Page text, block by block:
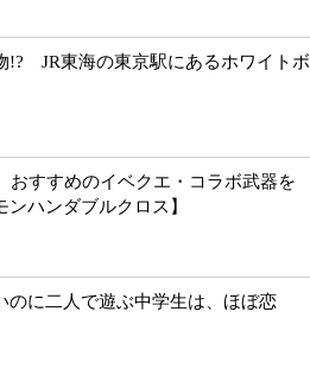
!? JR東海の東京駅にあるホワイトボ
おすすめのイベクエ・コラボ武器を
ハンダブルクロス】
のに二人で遊ぶ中学生は、ほぼ恋